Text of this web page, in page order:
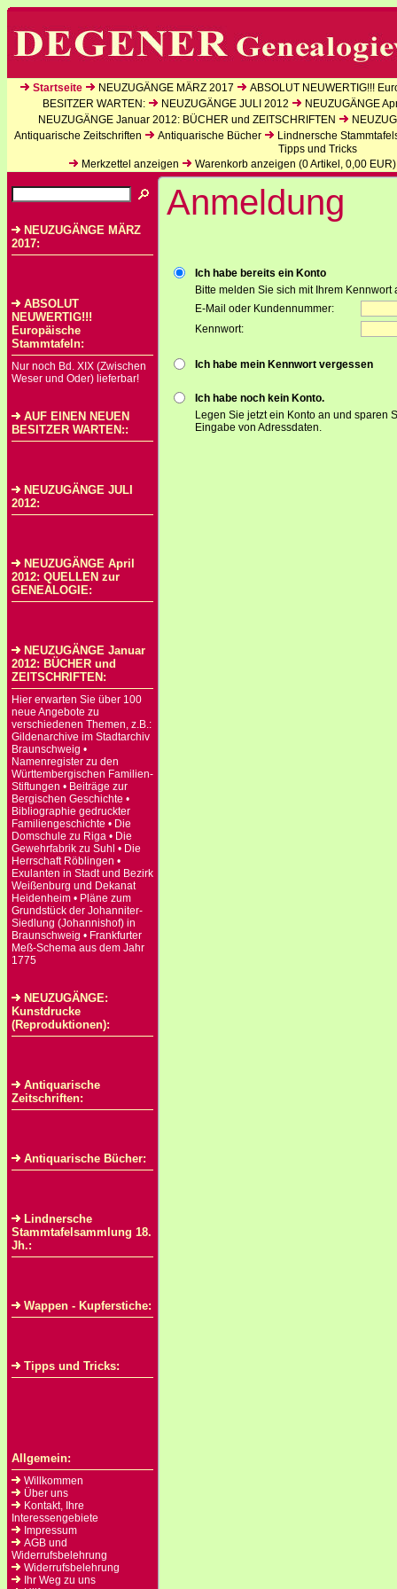
Startseite NEUZUGÄNGE MÄRZ 2017
ABSOLUT NEUWERTIG!!!
BESITZER WARTEN:
NEUZUGÄNGE JULI 2012
NEUZUGÄNGE
NEUZUGÄNGE Januar 2012: BÜCHER und ZEITSCHRIFTEN
Antiquarische Zeitschriften
Antiquarische Bücher
Lindnersche
Tipps und Tricks
Merkzettel anzeigen
Warenkorb anzeigen (0Artikel, 0,00 EUR)
NEUZUGÄNGE MÄRZ
2017:
ABSOLUT
NEUWERTIG!!!
Europäische
Stammtafeln:
Nur noch Bd. XIX (Zwischen
Weser und Oder) lieferbar!
AUF EINEN NEUEN
BESITZER WARTEN::
NEUZUGÄNGE JULI
2012:
NEUZUGÄNGE April
2012: QUELLEN zur
GENEALOGIE:
NEUZUGÄNGE Januar
2012: BÜCHER und
ZEITSCHRIFTEN:
Hier erwarten Sie über 100
neue Angebote zu
verschiedenen Themen, z.B.:
Gildenarchive im Stadtarchiv
Braunschweig •
Namenregister zu den
Württembergischen Familien-
Stiftungen • Beiträge zur
Bergischen Geschichte •
Bibliographie gedruckter
Familiengeschichte • Die
Domschule zu Riga • Die
Gewehrfabrik zu Suhl • Die
Herrschaft Röblingen •
Exulanten in Stadt und Bezirk
Weißenburg und Dekanat
Heidenheim • Pläne zum
Grundstück der Johanniter-
Siedlung (Johannishof) in
Braunschweig • Frankfurter
Meß-Schema aus dem Jahr
1775
NEUZUGÄNGE:
Kunstdrucke
(Reproduktionen):
Antiquarische
Zeitschriften:
Antiquarische Bücher:
Lindnersche
Stammtafelsammlung 18.
Jh.:
Wappen - Kupferstiche:
Tipps und Tricks:
Allgemein:
Willkommen
Über uns
Kontakt, Ihre
Interessengebiete
Impressum
AGB und
Widerrufsbelehrung
Widerrufsbelehrung
Ihr Weg zu uns
Anmeldung
Ich habe bereits ein Konto
Bitte melden Sie sich mit Ihrem Kennwort
E-Mail oder Kundennummer:
Kennwort:
Ich habe mein Kennwort vergessen
Ich habe noch kein Konto.
Legen Sie jetzt ein Konto an und sparen
Eingabe von Adressdaten.